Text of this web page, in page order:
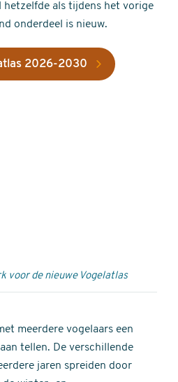
hetzelfde als tijdens het vorige
onderdeel is nieuw.
2026-2030
voor de nieuwe Vogelatlas
meerdere vogelaars een
tellen. De verschillende
jaren spreiden door